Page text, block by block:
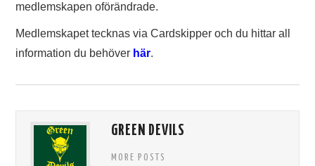
SOUVENIRER
medlemskapen oförändrade.
Medlemskapet tecknas via Cardskipper och du hittar all
information du behöver här.
GREEN DEVILS
MORE POSTS